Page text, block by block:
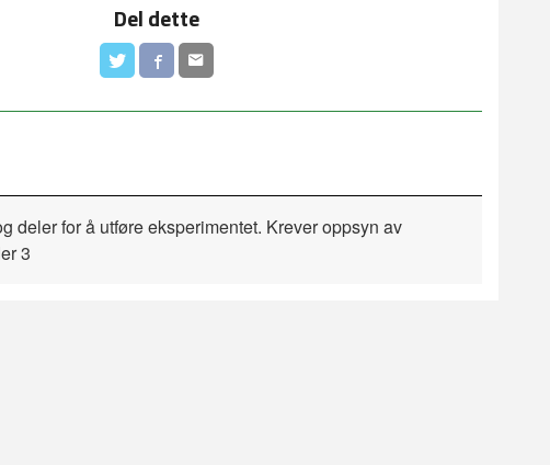
Del dette
deler for å utføre eksperimentet. Krever oppsyn av
3